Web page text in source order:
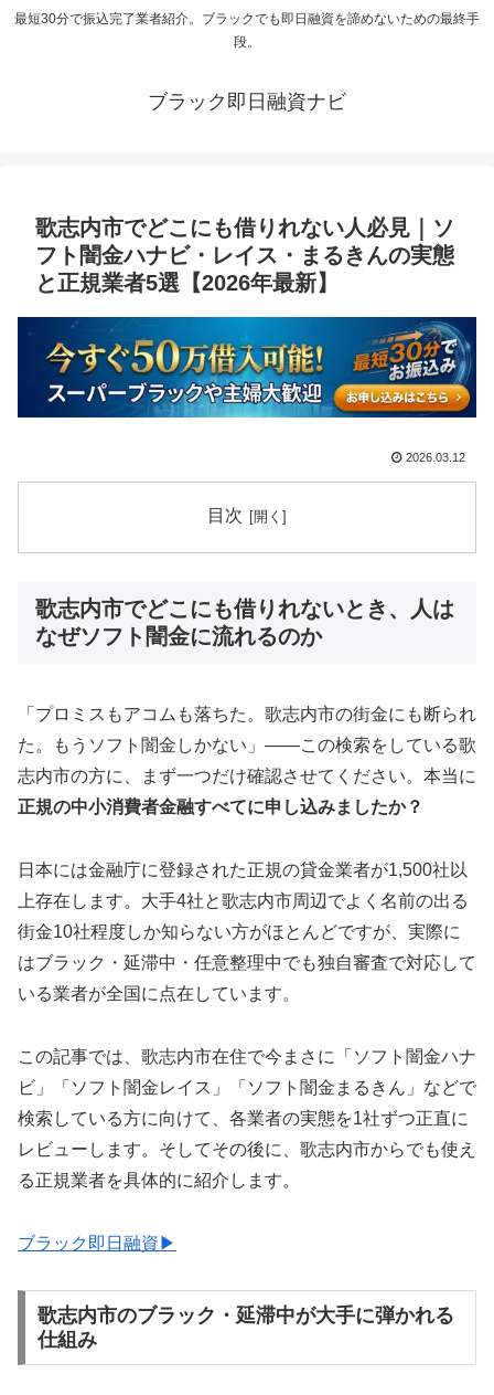
最短30分で振込完了業者紹介。ブラックでも即日融資を諦めないための最終手
段。
ブラック即日融資ナビ
歌志内市でどこにも借りれない人必見｜ソ
フト闇金ハナビ・レイス・まるきんの実態
と正規業者5選【2026年最新】
2026.03.12
目次
歌志内市でどこにも借りれないとき、人は
なぜソフト闇金に流れるのか
「プロミスもアコムも落ちた。歌志内市の街金にも断られ
た。もうソフト闇金しかない」——この検索をしている歌
志内市の方に、まず一つだけ確認させてください。本当に
正規の中小消費者金融すべてに申し込みましたか？
日本には金融庁に登録された正規の貸金業者が1,500社以
上存在します。大手4社と歌志内市周辺でよく名前の出る
街金10社程度しか知らない方がほとんどですが、実際に
はブラック・延滞中・任意整理中でも独自審査で対応して
いる業者が全国に点在しています。
この記事では、歌志内市在住で今まさに「ソフト闇金ハナ
ビ」「ソフト闇金レイス」「ソフト闇金まるきん」などで
検索している方に向けて、各業者の実態を1社ずつ正直に
レビューします。そしてその後に、歌志内市からでも使え
る正規業者を具体的に紹介します。
ブラック即日融資▶
歌志内市のブラック・延滞中が大手に弾かれる
仕組み